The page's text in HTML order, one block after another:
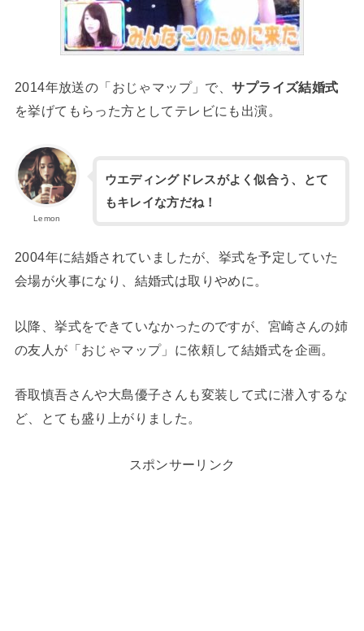
2014年放送の「おじゃマップ」で、サプライズ結婚式
を挙げてもらった方としてテレビにも出演。
Lemon
ウエディングドレスがよく似合う、とて
もキレイな方だね！
2004年に結婚されていましたが、挙式を予定していた
会場が火事になり、結婚式は取りやめに。
以降、挙式をできていなかったのですが、宮崎さんの姉
の友人が「おじゃマップ」に依頼して結婚式を企画。
香取慎吾さんや大島優子さんも変装して式に潜入するな
ど、とても盛り上がりました。
スポンサーリンク